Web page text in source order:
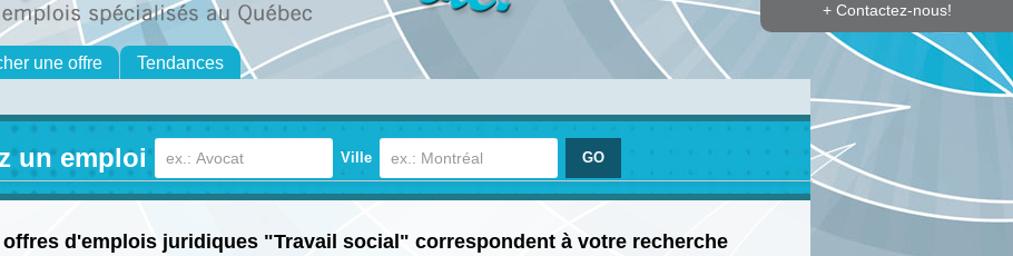
+ Contactez-nous!
une offre Tendances
un emploi Ville
offres d'emplois juridiques "Travail social" correspondent à votre recherche